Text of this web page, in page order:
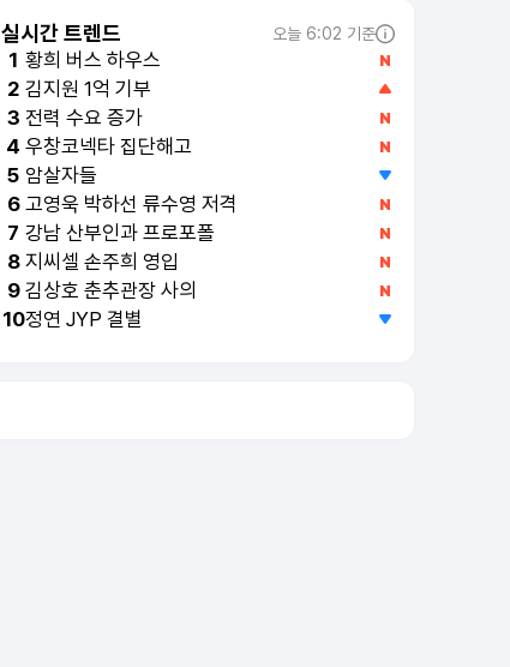
실시간 트렌드 오늘 6:02 기준
1 황희 버스 하우스
2 김지원 1억 기부
3 전력 수요 증가
4 우창코넥타 집단해고
5 암살자들
6 고영욱 박하선 류수영 저격
7 강남 산부인과 프로포폴
8 지씨셀 손주희 영입
9 김상호 춘추관장 사의
10정연 JYP 결별